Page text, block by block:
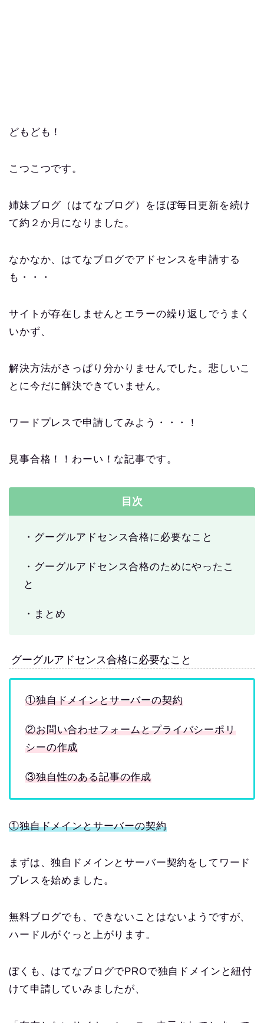
どもども！
こつこつです。
姉妹ブログ（はてなブログ）をほぼ毎日更新を続け
て約２か月になりました。
なかなか、はてなブログでアドセンスを申請する
も・・・
サイトが存在しませんとエラーの繰り返しでうまく
いかず、
解決方法がさっぱり分かりませんでした。悲しいこ
とに今だに解決できていません。
ワードプレスで申請してみよう・・・！
見事合格！！わーい！な記事です。
目次
・グーグルアドセンス合格に必要なこと
・グーグルアドセンス合格のためにやったこ
と
・まとめ
グーグルアドセンス合格に必要なこと
①独自ドメインとサーバーの契約
②お問い合わせフォームとプライバシーポリ
シーの作成
③独自性のある記事の作成
①独自ドメインとサーバーの契約
まずは、独自ドメインとサーバー契約をしてワード
プレスを始めました。
無料ブログでも、できないことはないようですが、
ハードルがぐっと上がります。
ぼくも、はてなブログでPROで独自ドメインと紐付
けて申請していみましたが、